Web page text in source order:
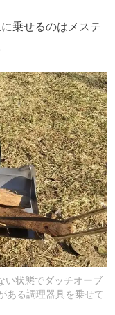
乗せるのはメステ
い状態でダッチオーブ
ある調理器具を乗せて